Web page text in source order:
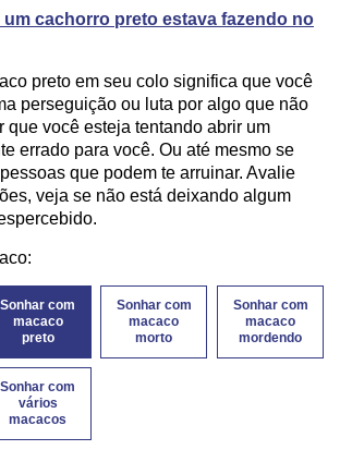
um cachorro preto estava fazendo no
preto em seu colo significa que você
perseguição ou luta por algo que não
que você esteja tentando abrir um
errado para você. Ou até mesmo se
que podem te arruinar. Avalie
veja se não está deixando algum
Sonhar com
macaco
preto
Sonhar com
macaco
morto
Sonhar com
macaco
mordendo
Sonhar com
vários
macacos